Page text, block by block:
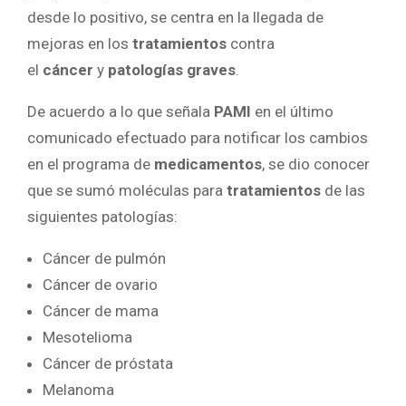
desde lo positivo, se centra en la llegada de
mejoras en los tratamientos contra
el cáncer y patologías graves.
De acuerdo a lo que señala PAMI en el último
comunicado efectuado para notificar los cambios
en el programa de medicamentos, se dio conocer
que se sumó moléculas para tratamientos de las
siguientes patologías:
Cáncer de pulmón
Cáncer de ovario
Cáncer de mama
Mesotelioma
Cáncer de próstata
Melanoma